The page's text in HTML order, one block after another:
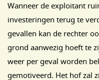
Wanneer de exploitant
investeringen terug te
gevallen kan de rechter
grond aanwezig hoeft te
weer per geval worden
gemotiveerd. Het hof zal